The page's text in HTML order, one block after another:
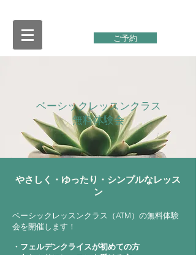
ご予約
ベーシックレッスンクラス
​無料体験会
​やさしく・ゆったり・シンプルなレッス
ン
ベーシックレッスンクラス（ATM）の無料体験
会を開催します！
・フェルデンクライスが初めての方